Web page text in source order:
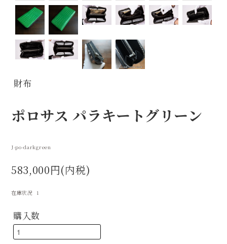
財布
ポロサス パラキートグリーン
J-po-darkgreen
583,000円(内税)
在庫状況 1
購入数